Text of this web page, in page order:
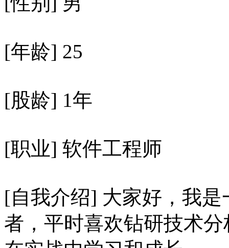
[年龄] 25
[股龄] 1年
[职业] 软件工程师
[自我介绍] 大家好，我
者，平时喜欢钻研技术